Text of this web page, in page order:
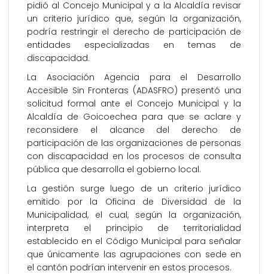
pidió al Concejo Municipal y a la Alcaldía revisar
un criterio jurídico que, según la organización,
podría restringir el derecho de participación de
entidades especializadas en temas de
discapacidad.
La Asociación Agencia para el Desarrollo
Accesible Sin Fronteras (ADASFRO) presentó una
solicitud formal ante el Concejo Municipal y la
Alcaldía de Goicoechea para que se aclare y
reconsidere el alcance del derecho de
participación de las organizaciones de personas
con discapacidad en los procesos de consulta
pública que desarrolla el gobierno local.
La gestión surge luego de un criterio jurídico
emitido por la Oficina de Diversidad de la
Municipalidad, el cual, según la organización,
interpreta el principio de territorialidad
establecido en el Código Municipal para señalar
que únicamente las agrupaciones con sede en
el cantón podrían intervenir en estos procesos.